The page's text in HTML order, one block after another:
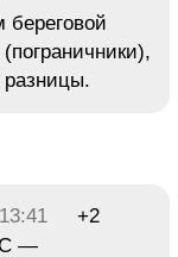
+2
—